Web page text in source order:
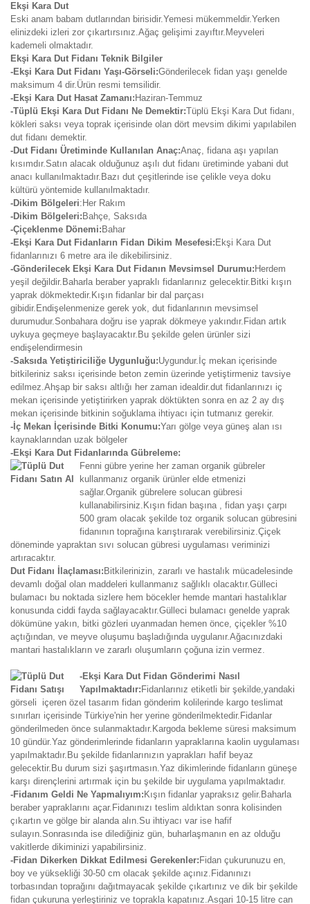
Ekşi Kara Dut
Eski anam babam dutlarından birisidir.Yemesi mükemmeldir.Yerken
elinizdeki izleri zor çıkartırsınız.Ağaç gelişimi zayıftır.Meyveleri
kademeli olmaktadır.
Ekşi Kara Dut Fidanı Teknik Bilgiler
-Ekşi Kara Dut Fidanı Yaşı-Görseli:Gönderilecek fidan yaşı genelde
maksimum 4 dir.Ürün resmi temsilidir.
-Ekşi Kara Dut Hasat Zamanı: Haziran-Temmuz
-Tüplü Ekşi Kara Dut Fidanı Ne Demektir:Tüplü Ekşi Kara Dut fidanı,
kökleri saksı veya toprak içerisinde olan dört mevsim dikimi yapılabilen
dut fidanı demektir.
-Dut Fidanı Üretiminde Kullanılan Anaç:Anaç, fidana aşı yapılan
kısımdır.Satın alacak olduğunuz aşılı dut fidanı üretiminde yabani dut
anacı kullanılmaktadır.Bazı dut çeşitlerinde ise çelikle veya doku
kültürü yöntemide kullanılmaktadır.
-Dikim Bölgeleri:Her Rakım
-Dikim Bölgeleri: Bahçe, Saksıda
-Çiçeklenme Dönemi: Bahar
-Ekşi Kara Dut Fidanların Fidan Dikim Mesefesi: Ekşi Kara Dut
fidanlarınızı 6 metre ara ile dikebilirsiniz.
-Gönderilecek Ekşi Kara Dut Fidanın Mevsimsel Durumu: Herdem
yeşil değildir.Baharla beraber yapraklı fidanlarınız gelecektir.Bitki kışın
yaprak dökmektedir.Kışın fidanlar bir dal parçası
gibidir.Endişelenmenize gerek yok, dut fidanlarının mevsimsel
durumudur.Sonbahara doğru ise yaprak dökmeye yakındır.Fidan artık
uykuya geçmeye başlayacaktır.Bu şekilde gelen ürünler sizi
endişelendirmesin
-Saksıda Yetiştiriciliğe Uygunluğu:Uygundur.İç mekan içerisinde
bitkileriniz saksı içerisinde beton zemin üzerinde yetiştirmeniz tavsiye
edilmez.Ahşap bir saksı altlığı her zaman idealdir.dut fidanlarınızı iç
mekan içerisinde yetiştirirken yaprak döktükten sonra en az 2 ay dış
mekan içerisinde bitkinin soğuklama ihtiyacı için tutmanız gerekir.
-İç Mekan İçerisinde Bitki Konumu:Yarı gölge veya güneş alan ısı
kaynaklarından uzak bölgeler
-Ekşi Kara Dut Fidanlarında Gübreleme:
Fenni gübre yerine her zaman organik gübreler
kullanmanız organik ürünler elde etmenizi
sağlar.Organik gübrelere solucan gübresi
kullanabilirsiniz.Kışın fidan başına , fidan yaşı çarpı
500 gram olacak şekilde toz organik solucan gübresini
fidanının toprağına karıştırarak verebilirsiniz.Çiçek
döneminde yapraktan sıvı solucan gübresi uygulaması veriminizi
artıracaktır.
Dut Fidanı İlaçlaması: Bitkilerinizin, zararlı ve hastalık mücadelesinde
devamlı doğal olan maddeleri kullanmanız sağlıklı olacaktır.Gülleci
bulamacı bu noktada sizlere hem böcekler hemde mantari hastalıklar
konusunda ciddi fayda sağlayacaktır.Gülleci bulamacı genelde yaprak
dökümüne yakın, bitki gözleri uyanmadan hemen önce, çiçekler %10
açtığından, ve meyve oluşumu başladığında uygulanır.Ağacınızdaki
mantari hastalıkların ve zararlı oluşumların çoğuna izin vermez.
-Ekşi Kara Dut Fidan Gönderimi Nasıl
Yapılmaktadır: Fidanlarınız etiketli bir şekilde,yandaki
görseli içeren özel tasarım fidan gönderim kolilerinde kargo teslimat
sınırları içerisinde Türkiye'nin her yerine gönderilmektedir.Fidanlar
gönderilmeden önce sulanmaktadır.Kargoda bekleme süresi maksimum
10 gündür.Yaz gönderimlerinde fidanların yapraklarına kaolin uygulaması
yapılmaktadır.Bu şekilde fidanlarınızın yaprakları hafif beyaz
gelecektir.Bu durum sizi şaşırtmasın.Yaz dikimlerinde fidanların güneşe
karşı dirençlerini artırmak için bu şekilde bir uygulama yapılmaktadır.
-Fidanım Geldi Ne Yapmalıyım: Kışın fidanlar yapraksız gelir.Baharla
beraber yapraklarını açar.Fidanınızı teslim aldıktan sonra kolisinden
çıkartın ve gölge bir alanda alın.Su ihtiyacı var ise hafif
sulayın.Sonrasında ise dilediğiniz gün, buharlaşmanın en az olduğu
vakitlerde dikiminizi yapabilirsiniz.
-Fidan Dikerken Dikkat Edilmesi Gerekenler: Fidan çukurunuzu en,
boy ve yüksekliği 30-50 cm olacak şekilde açınız.Fidanınızı
torbasından toprağını dağıtmayacak şekilde çıkartınız ve dik bir şekilde
fidan çukuruna yerleştiriniz ve toprakla kapatınız.Asgari 10-15 litre can